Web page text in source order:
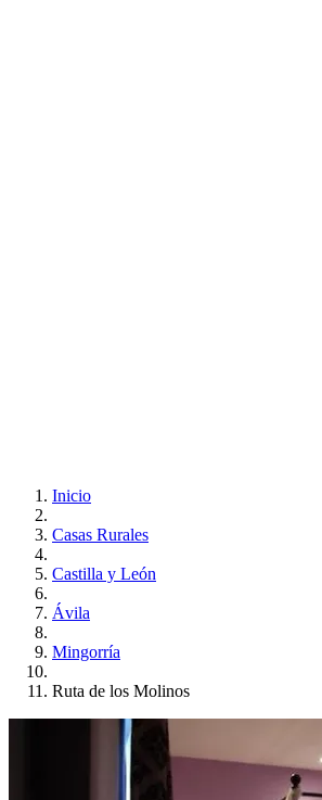
Inicio
Casas Rurales
Castilla y León
Ávila
Mingorría
Ruta de los Molinos